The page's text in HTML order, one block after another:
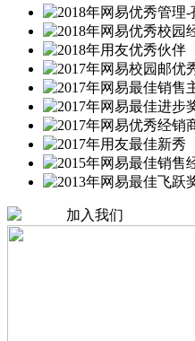
加入我们